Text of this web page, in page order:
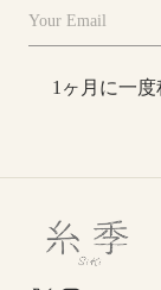
Your Email
1ヶ月に一度